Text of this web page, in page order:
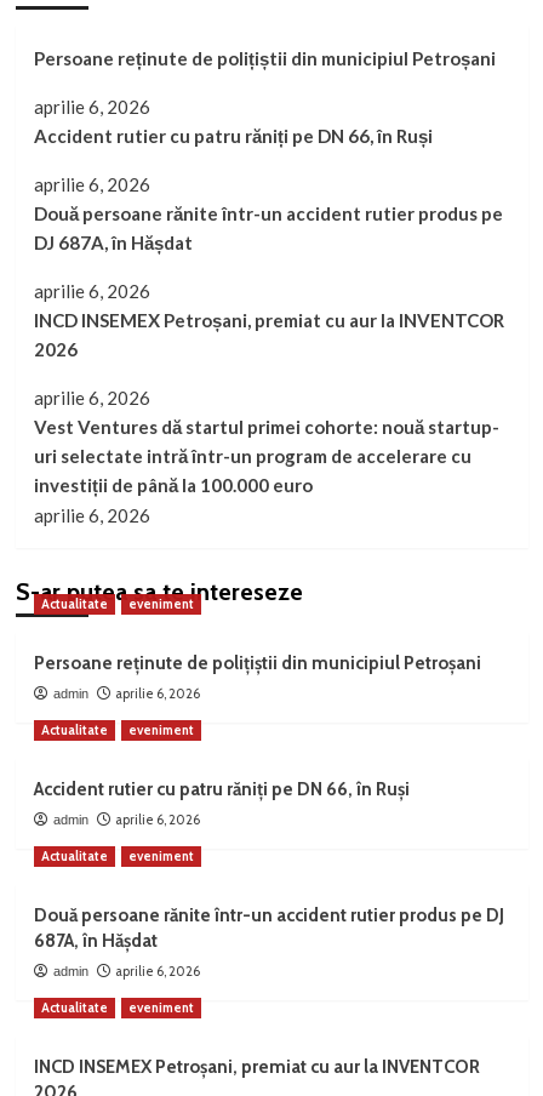
Persoane reținute de polițiștii din municipiul Petroșani
aprilie 6, 2026
Accident rutier cu patru răniți pe DN 66, în Ruși
aprilie 6, 2026
Două persoane rănite într-un accident rutier produs pe
DJ 687A, în Hășdat
aprilie 6, 2026
INCD INSEMEX Petroșani, premiat cu aur la INVENTCOR
2026
aprilie 6, 2026
Vest Ventures dă startul primei cohorte: nouă startup-
uri selectate intră într-un program de accelerare cu
investiții de până la 100.000 euro
aprilie 6, 2026
S-ar putea sa te intereseze
Actualitate eveniment
Persoane reținute de polițiștii din municipiul Petroșani
admin aprilie 6, 2026
Actualitate eveniment
Accident rutier cu patru răniți pe DN 66, în Ruși
admin aprilie 6, 2026
Actualitate eveniment
Două persoane rănite într-un accident rutier produs pe DJ
687A, în Hășdat
admin aprilie 6, 2026
Actualitate eveniment
INCD INSEMEX Petroșani, premiat cu aur la INVENTCOR